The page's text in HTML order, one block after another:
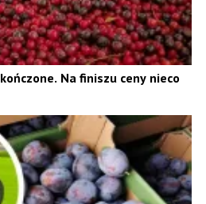
Na finiszu ceny nieco